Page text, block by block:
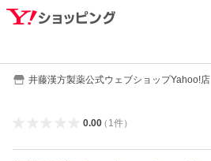
井藤漢方製薬公式ウェブショップYahoo!店
0.00（ 1件）